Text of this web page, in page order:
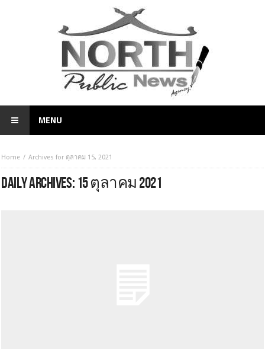
MENU
Home Archives for ตุลาคม 15, 2021
DAILY ARCHIVES:15 ตุลาคม 2021